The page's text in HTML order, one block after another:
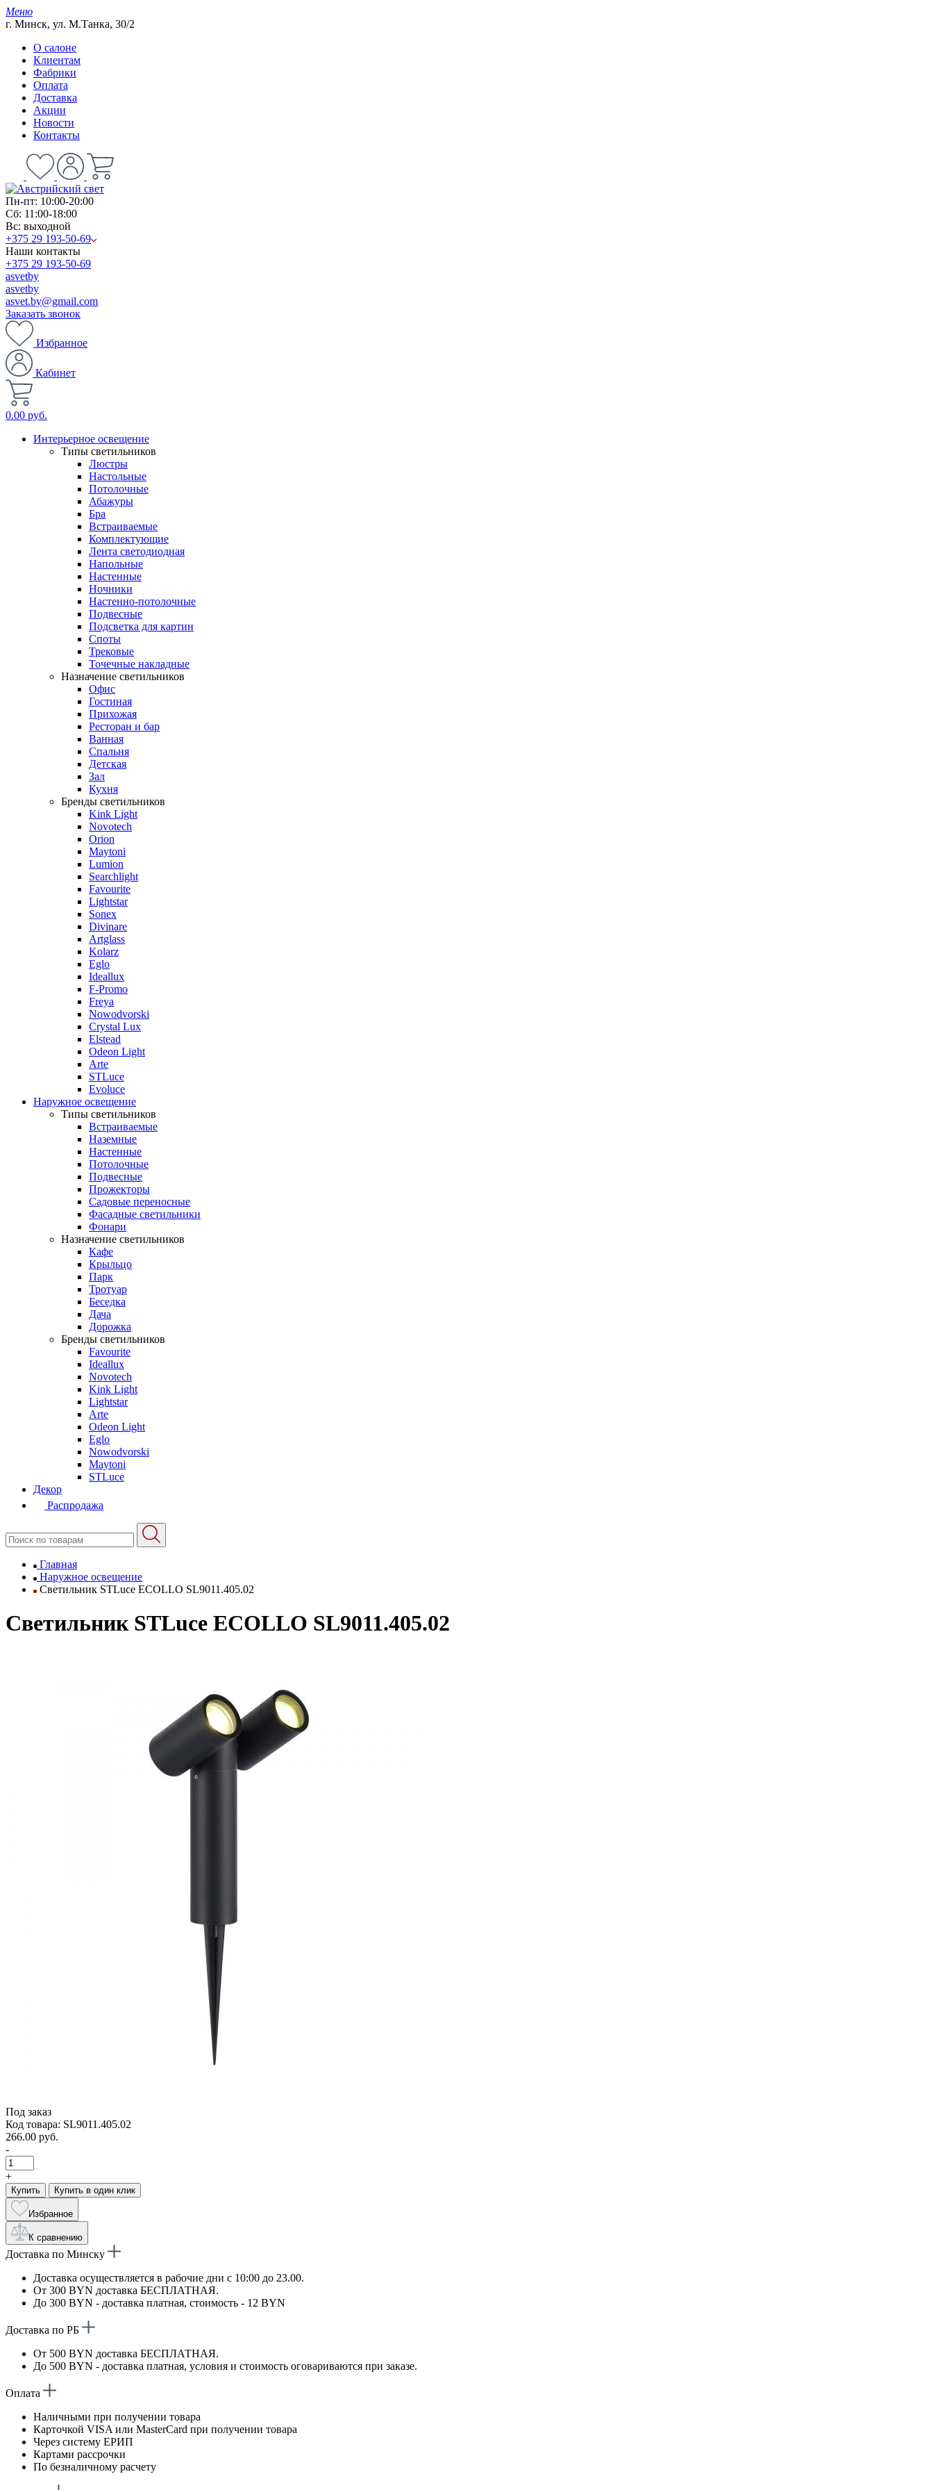
Меню
г. Минск, ул. М.Танка, 30/2
О салоне
Клиентам
Фабрики
Оплата
Доставка
Акции
Новости
Контакты
Пн-пт: 10:00-20:00
Сб: 11:00-18:00
Вс: выходной
+375 29 193-50-69
Наши контакты
+375 29 193-50-69
asvetby
asvetby
asvet.by@gmail.com
Заказать звонок
Избранное
Кабинет
0.00 руб.
Интерьерное освещение
Типы светильников
Люстры
Настольные
Потолочные
Абажуры
Бра
Встраиваемые
Комплектующие
Лента светодиодная
Напольные
Настенные
Ночники
Настенно-потолочные
Подвесные
Подсветка для картин
Споты
Трековые
Точечные накладные
Назначение светильников
Офис
Гостиная
Прихожая
Ресторан и бар
Ванная
Спальня
Детская
Зал
Кухня
Бренды светильников
Kink Light
Novotech
Orion
Maytoni
Lumion
Searchlight
Favourite
Lightstar
Sonex
Divinare
Artglass
Kolarz
Eglo
Ideallux
F-Promo
Freya
Nowodvorski
Crystal Lux
Elstead
Odeon Light
Arte
STLuce
Evoluce
Наружное освещение
Типы светильников
Встраиваемые
Наземные
Настенные
Потолочные
Подвесные
Прожекторы
Садовые переносные
Фасадные светильники
Фонари
Назначение светильников
Кафе
Крыльцо
Парк
Тротуар
Беседка
Дача
Дорожка
Бренды светильников
Favourite
Ideallux
Novotech
Kink Light
Lightstar
Arte
Odeon Light
Eglo
Nowodvorski
Maytoni
STLuce
Декор
Распродажа
Главная
Наружное освещение
Светильник STLuce ECOLLO SL9011.405.02
Светильник STLuce ECOLLO SL9011.405.02
Под заказ
Код товара: SL9011.405.02
266.00 руб.
-
+
Купить Купить в один клик
Избранное
К сравнению
Доставка по Минску
Доставка осуществляется в рабочие дни с 10:00 до 23.00.
От 300 BYN доставка БЕСПЛАТНАЯ.
До 300 BYN - доставка платная, стоимость - 12 BYN
Доставка по РБ
От 500 BYN доставка БЕСПЛАТНАЯ.
До 500 BYN - доставка платная, условия и стоимость оговариваются при заказе.
Оплата
Наличными при получении товара
Карточкой VISA или MasterCard при получении товара
Через систему ЕРИП
Картами рассрочки
По безналичному расчету